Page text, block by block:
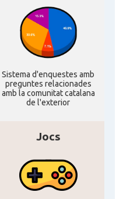
NEW MEXICO
a New Orleans
A NEW YORK
a Philadelphia,
Sistema d'enquestes amb
preguntes relacionades
amb la comunitat catalana
de l'exterior
Jocs